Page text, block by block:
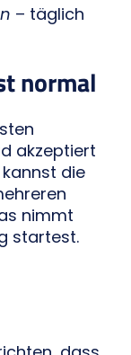
– täglich
normal
akzeptiert
die
nimmt
startest.